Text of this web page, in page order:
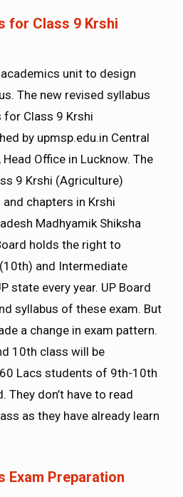
for Class 9 Krshi
unit to design
The new revised syllabus
for Class 9 Krshi
by upmsp.edu.in Central
Office in Lucknow. The
9 Krshi (Agriculture)
chapters in Krshi
Madhyamik Shiksha
holds the right to
and Intermediate
state every year. UP Board
syllabus of these exam. But
a change in exam pattern.
10th class will be
Lacs students of 9th-10th
They don’t have to read
as they have already learn
Exam Preparation